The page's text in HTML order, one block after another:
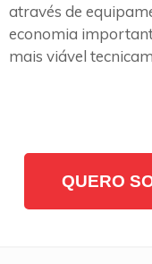
através de
economia
mais viável
QUERO